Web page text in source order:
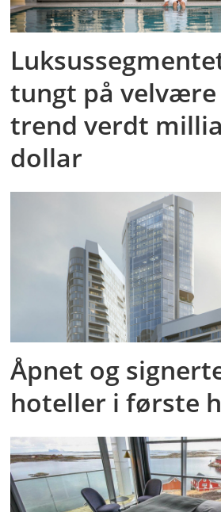
tungt på velvære
trend verdt
dollar
Åpnet og
hoteller i første